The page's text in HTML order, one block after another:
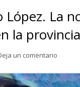
López. La
la provincia
un comentario para